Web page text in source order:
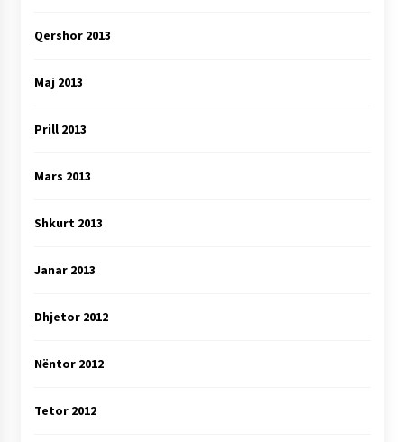
Qershor 2013
Maj 2013
Prill 2013
Mars 2013
Shkurt 2013
Janar 2013
Dhjetor 2012
Nëntor 2012
Tetor 2012